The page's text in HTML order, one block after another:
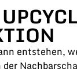
entstehen,
der